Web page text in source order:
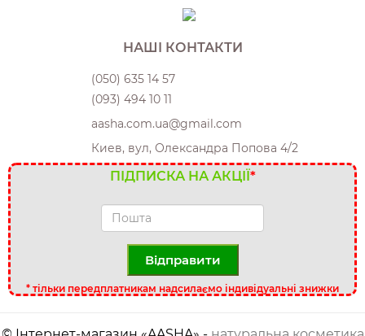
НАШІ КОНТАКТИ
(050) 635 14 57
(093) 494 10 11
aasha.com.ua@gmail.com
Киев, вул, Олександра Попова 4/2
ПІДПИСКА НА АКЦІЇ*
Відправити
* тільки передплатникам надсилаємо індивідуальні знижки